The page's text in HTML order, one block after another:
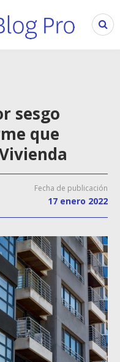
sesgo
que
Fecha de publicación
17 enero 2022